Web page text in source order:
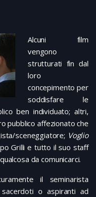
Alcuni film
vengono
strutturati fin dal
loro
concepimento per
soddisfare le
ben individuato; altri,
pubblico affezionato che
sceneggiatore; Voglio
Grilli e tutto il suo staff
da comunicarci.
il seminarista
o aspiranti ad